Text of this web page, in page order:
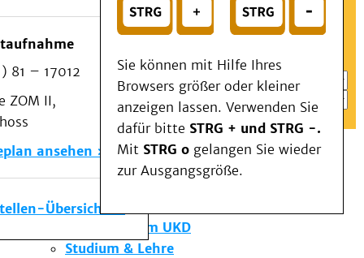
oder
Wählen Sie ein Thema für Ihren Schnelleinstieg
81 – 17012
ZOM II,
ansehen
Übersicht
Sie können mit Hilfe Ihres
Browsers größer oder kleiner
anzeigen lassen. Verwenden Sie
dafür bitte STRG + und STRG -.
Mit STRG o gelangen Sie wieder
zur Ausgangsgröße.
Patienten & Besucher
Kliniken/Institute/Zentren
Als Patient am UKD
Beratung und Unterstützung
Veranstaltungen
Kommunikation im Medizinwesen (KIM)
Notfall
Forschung & Lehre
Die Institute des UKD
Forschung am UKD
Studium & Lehre